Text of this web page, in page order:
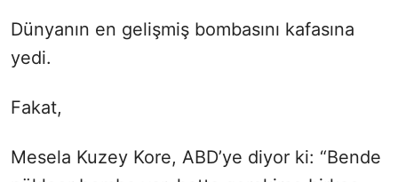
Dünyanın en gelişmiş bombasını kafasına
yedi.
Fakat,
Mesela Kuzey Kore, ABD’ye diyor ki: “Bende